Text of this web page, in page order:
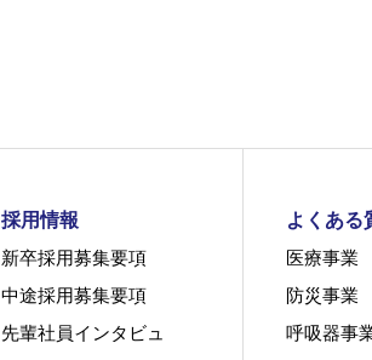
採用情報
新卒採用募集要項
中途採用募集要項
先輩社員インタビュ
よくある
医療事業
防災事業
呼吸器事